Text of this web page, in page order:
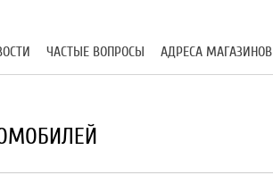
ЧАСТЫЕ ВОПРОСЫ АДРЕСА МАГАЗИНОВ